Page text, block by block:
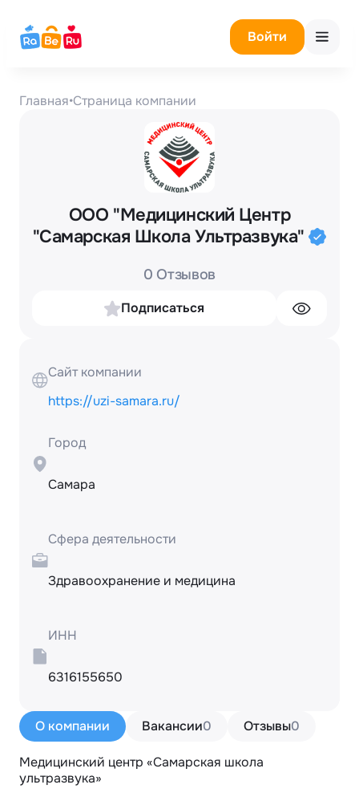
Войти
Главная•Страница компании
ООО "Медицинский Центр
"Самарская Школа Ультразвука"
0 Отзывов
Подписаться
О компании Вакансии0 Отзывы0
Медицинский центр «Самарская школа
ультразвука»
Сайт компании
https://uzi-samara.ru/
Город
Самара
Сфера деятельности
Здравоохранение и медицина
ИНН
6316155650